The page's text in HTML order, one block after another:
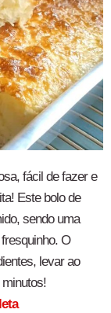
fácil de fazer e
Este bolo de
sendo uma
O
levar ao